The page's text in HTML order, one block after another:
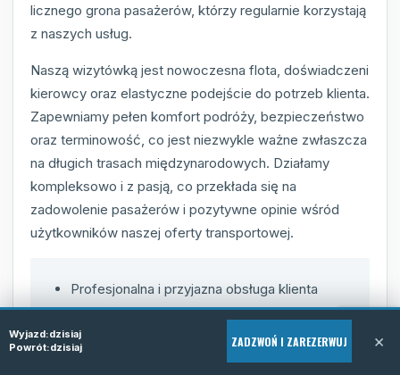
licznego grona pasażerów, którzy regularnie korzystają
z naszych usług.
Naszą wizytówką jest nowoczesna flota, doświadczeni
kierowcy oraz elastyczne podejście do potrzeb klienta.
Zapewniamy pełen komfort podróży, bezpieczeństwo
oraz terminowość, co jest niezwykle ważne zwłaszcza
na długich trasach międzynarodowych. Działamy
kompleksowo i z pasją, co przekłada się na
zadowolenie pasażerów i pozytywne opinie wśród
użytkowników naszej oferty transportowej.
Profesjonalna i przyjazna obsługa klienta
Nowoczesna i bezpieczna flota busów
Usługa door-to-door
Dostępność i łatwość rezerwacji
Wyjazd:dzisiaj
Powrót:dzisiaj ZADZWOŃ I ZAREZERWUJ ×